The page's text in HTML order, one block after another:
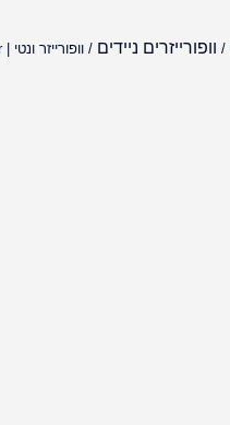
/ וופורייזרים ניידים / וופורייזר ונטי | Venty Vaporizer